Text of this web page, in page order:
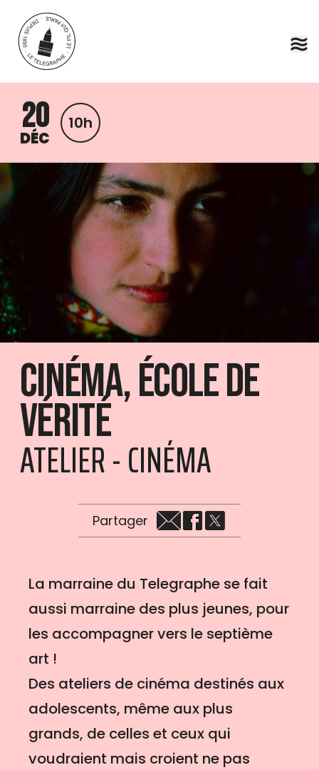
Aller au contenu principal
20
DÉC
10h
Cinéma, école de
vérité
ATELIER - CINÉMA
Partager
La marraine du Telegraphe se fait
aussi marraine des plus jeunes, pour
les accompagner vers le septième
art !
Des ateliers de cinéma destinés aux
adolescents, même aux plus
grands, de celles et ceux qui
voudraient mais croient ne pas